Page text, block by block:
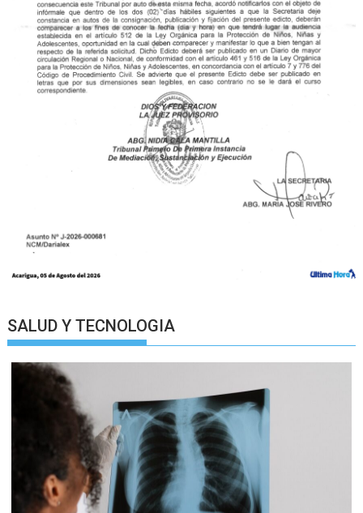
SALUD Y TECNOLOGIA